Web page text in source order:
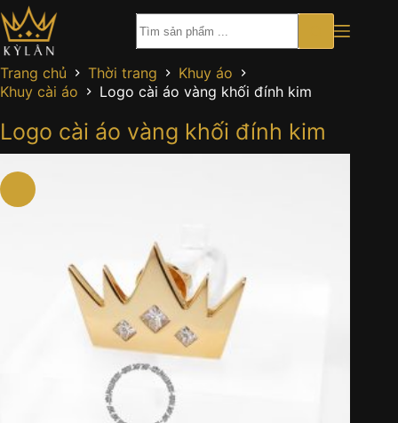
Chuyển
đến
phần
nội
dung
Trang chủ Thời trang
Khuy áo
Khuy cài áo
Logo cài áo vàng khối đính kim
Logo cài áo vàng khối đính kim